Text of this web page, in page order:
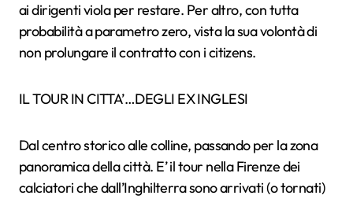
ai dirigenti viola per restare. Per altro, con tutta
probabilità a parametro zero, vista la sua volontà di
non prolungare il contratto con i citizens.
IL TOUR IN CITTA’…DEGLI EX INGLESI
Dal centro storico alle colline, passando per la zona
panoramica della città. E’ il tour nella Firenze dei
calciatori che dall’Inghilterra sono arrivati (o tornati)